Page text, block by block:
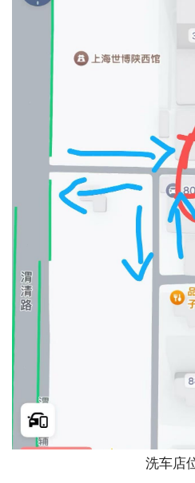
洗车店